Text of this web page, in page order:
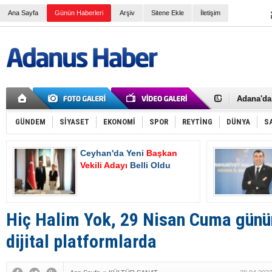
Ana Sayfa Günün Haberleri Arşiv Sitene Ekle İletişim
Çalışma
Devlet
SGK e-
Normal
Hasan
Oluyor
2025
Asgari
Bayram
AK Parti
GÜNDEM SİYASET EKONOMİ SPOR REYTİNG DÜNYA
Ceyhan'da Yeni Başkan
Vekili Adayı Belli Oldu
Hiç Halim Yok, 29 Nisan Cuma
dijital platformlarda